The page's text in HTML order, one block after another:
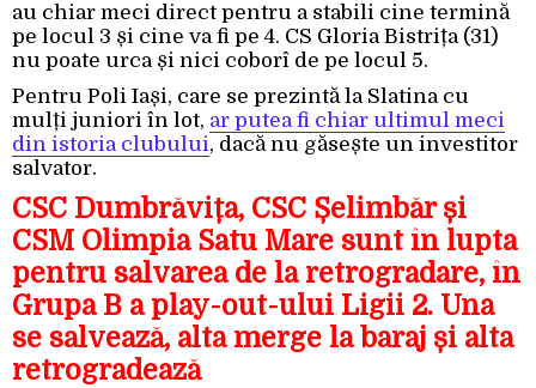
au chiar meci direct pentru a stabili cine termină
pe locul 3 și cine va fi pe 4. CS Gloria Bistrița (31)
nu poate urca și nici coborî de pe locul 5.
Pentru Poli Iași, care se prezintă la Slatina cu
mulți juniori în lot, ar putea fi chiar ultimul meci
din istoria clubului, dacă nu găsește un investitor
salvator.
CSC Dumbrăvița, CSC Șelimbăr și
CSM Olimpia Satu Mare sunt în lupta
pentru salvarea de la retrogradare, în
Grupa B a play-out-ului Ligii 2. Una
se salvează, alta merge la baraj și alta
retrogradează